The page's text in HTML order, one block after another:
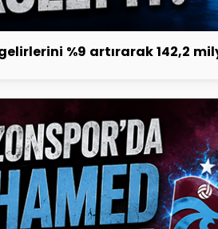
%9 artırarak 142,2